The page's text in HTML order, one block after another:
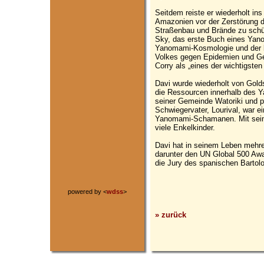
powered by <wdss>
Seitdem reiste er wiederholt
Amazonien vor der Zerstörung
Straßenbau und Brände zu
Sky, das erste Buch eines
Yanomami-Kosmologie und
Volkes gegen Epidemien und
Corry als „eines der
Davi wurde wiederholt von
die Ressourcen innerhalb des
seiner Gemeinde Watoriki und
Schwiegervater, Lourival, war
Yanomami-Schamanen. Mit
viele Enkelkinder.
Davi hat in seinem Leben
darunter den UN Global 500
die Jury des spanischen
» zurück